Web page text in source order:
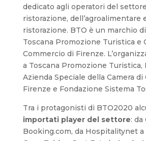
dedicato agli operatori del
ristorazione, dell’agroalimentare
ristorazione. BTO è un marchio
Toscana Promozione Turistica e
Commercio di Firenze.
a Toscana Promozione Turistica,
Azienda Speciale della Camera
Firenze e Fondazione Sistema
Tra i protagonisti di BTO2020
importati player del settore: da
Booking.com, da Hospitalitynet a